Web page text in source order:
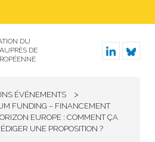
DU
DE
ÉVÉNEMENTS >
FUNDING – FINANCEMENT
EUROPE : COMMENT ÇA
UNE PROPOSITION ?